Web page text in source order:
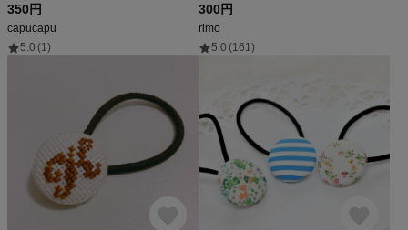
350円
capucapu
5.0 (1)
300円
rimo
5.0 (161)